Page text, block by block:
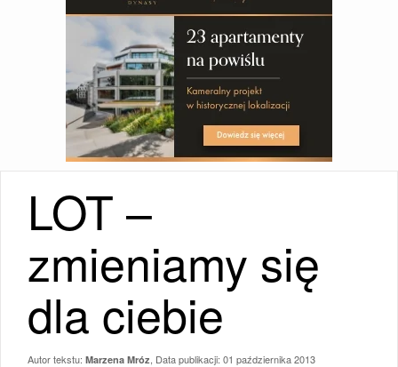
LOT –
zmieniamy się
dla ciebie
Autor tekstu: Marzena Mróz , Data publikacji: 01 października 2013